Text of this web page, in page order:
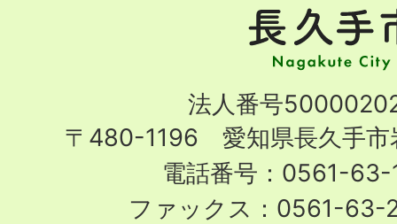
手
市
City
法人番号
〒480-1196 愛知県長久手市
電話番号：0561-63-
ファックス：0561-63-